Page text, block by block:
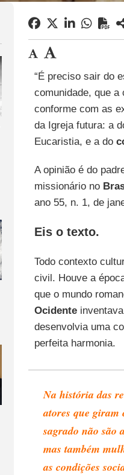
“É preciso sair do
comunidade, que a
conforme com as
da Igreja futura: a
Eucaristia, e a do
A opinião é do
missionário no
ano 55, n. 1, de
Eis o texto.
Todo contexto
civil. Houve a
que o mundo
Ocidente
desenvolvia uma
perfeita harmonia.
Na história das
atores que giram
sagrado não são
mas também
as condições